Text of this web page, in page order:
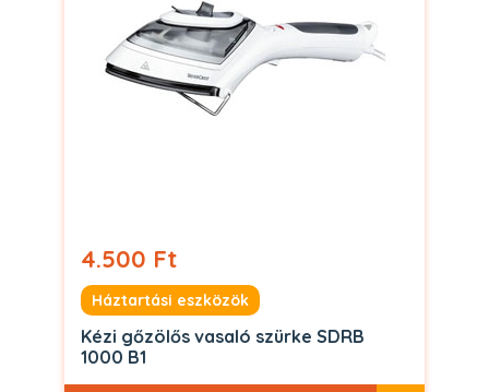
4.500 Ft
Háztartási eszközök
Kézi gőzölős vasaló szürke SDRB
1000 B1